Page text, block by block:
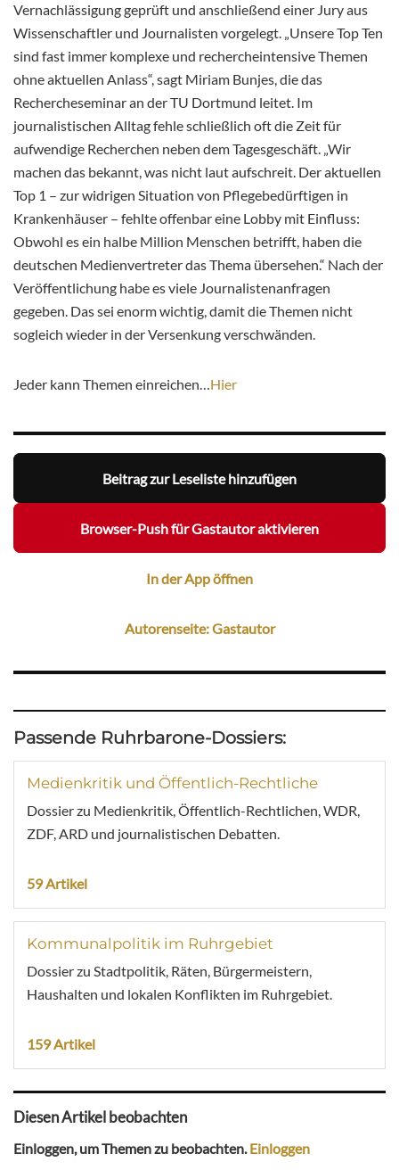
Vernachlässigung geprüft und anschließend einer Jury aus
Wissenschaftler und Journalisten vorgelegt. „Unsere Top Ten
sind fast immer komplexe und rechercheintensive Themen
ohne aktuellen Anlass“, sagt Miriam Bunjes, die das
Rechercheseminar an der TU Dortmund leitet. Im
journalistischen Alltag fehle schließlich oft die Zeit für
aufwendige Recherchen neben dem Tagesgeschäft. „Wir
machen das bekannt, was nicht laut aufschreit. Der aktuellen
Top 1 – zur widrigen Situation von Pflegebedürftigen in
Krankenhäuser – fehlte offenbar eine Lobby mit Einfluss:
Obwohl es ein halbe Million Menschen betrifft, haben die
deutschen Medienvertreter das Thema übersehen.“ Nach der
Veröffentlichung habe es viele Journalistenanfragen
gegeben. Das sei enorm wichtig, damit die Themen nicht
sogleich wieder in der Versenkung verschwänden.
Jeder kann Themen einreichen…Hier
Beitrag zur Leseliste hinzufügen
Browser-Push für Gastautor aktivieren
In der App öffnen
Autorenseite: Gastautor
Passende Ruhrbarone-Dossiers:
Medienkritik und Öffentlich-Rechtliche
Dossier zu Medienkritik, Öffentlich-Rechtlichen, WDR,
ZDF, ARD und journalistischen Debatten.
59 Artikel
Kommunalpolitik im Ruhrgebiet
Dossier zu Stadtpolitik, Räten, Bürgermeistern,
Haushalten und lokalen Konflikten im Ruhrgebiet.
159 Artikel
Diesen Artikel beobachten
Einloggen, um Themen zu beobachten.Einloggen